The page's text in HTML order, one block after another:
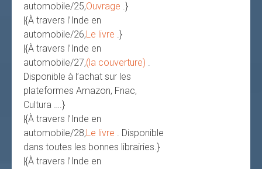
automobile/25,Ouvrage .}
|{À travers l’Inde en
automobile/26,Le livre .}
|{À travers l’Inde en
automobile/27,(la couverture) .
Disponible à l’achat sur les
plateformes Amazon, Fnac,
Cultura ….}
|{À travers l’Inde en
automobile/28,Le livre . Disponible
dans toutes les bonnes librairies.}
|{À travers l’Inde en